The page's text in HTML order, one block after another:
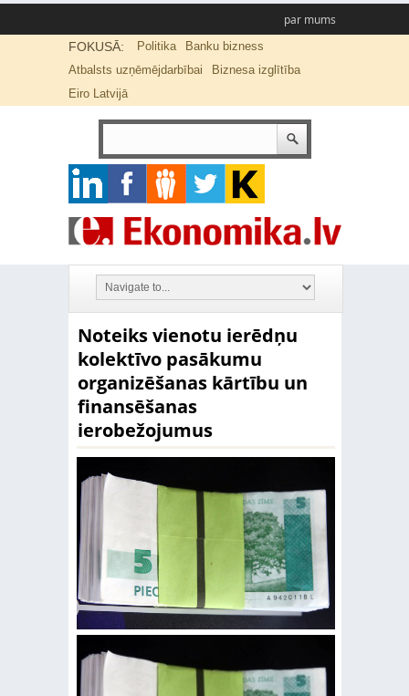
par mums
FOKUSĀ: Politika
Banku bizness
Atbalsts uzņēmējdarbībai
Biznesa izglītība
Eiro Latvijā
Noteiks vienotu ierēdņu
kolektīvo pasākumu
organizēšanas kārtību un
finansēšanas
ierobežojumus